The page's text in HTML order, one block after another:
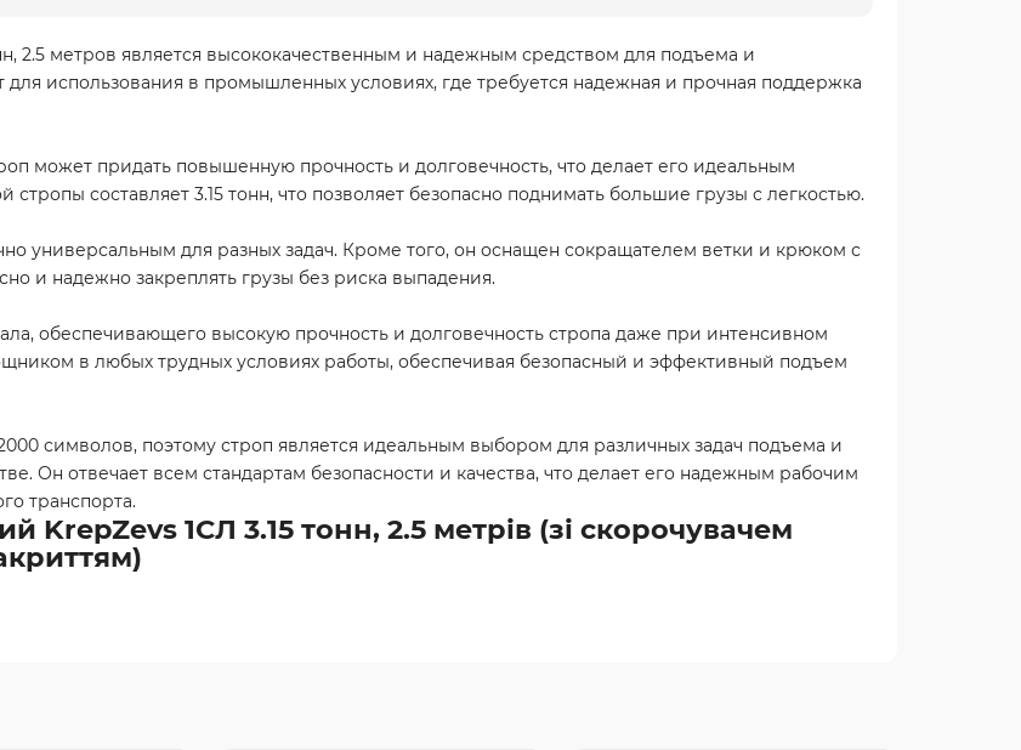
2.5 метров является высококачественным и надежным средством для подъема и
использования в промышленных условиях, где требуется надежная и прочная поддержка
может придать повышенную прочность и долговечность, что делает его идеальным
составляет 3.15 тонн, что позволяет безопасно поднимать большие грузы с легкостью.
универсальным для разных задач. Кроме того, он оснащен сокращателем ветки и крюком с
и надежно закреплять грузы без риска выпадения.
обеспечивающего высокую прочность и долговечность стропа даже при интенсивном
в любых трудных условиях работы, обеспечивая безопасный и эффективный подъем
символов, поэтому строп является идеальным выбором для различных задач подъема и
Он отвечает всем стандартам безопасности и качества, что делает его надежным рабочим
транспорта.
KrepZevs 1СЛ 3.15 тонн, 2.5 метрів (зі скорочувачем